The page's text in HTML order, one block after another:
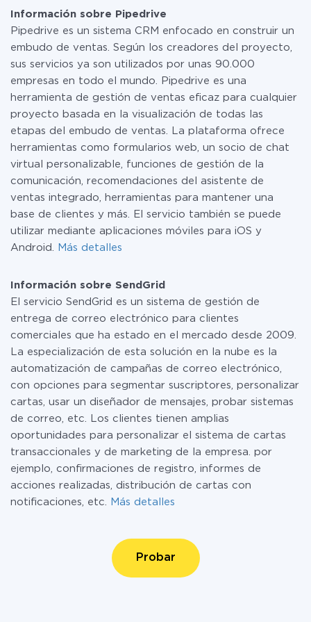
manera segura un plan de tarifa gratuita o cambiar a
uno de pago, si es necesario. Más detalles sobre
tarifas.
Información sobre Pipedrive
Pipedrive es un sistema CRM enfocado en construir un
embudo de ventas. Según los creadores del proyecto,
sus servicios ya son utilizados por unas 90.000
empresas en todo el mundo. Pipedrive es una
herramienta de gestión de ventas eficaz para cualquier
proyecto basada en la visualización de todas las
etapas del embudo de ventas. La plataforma ofrece
herramientas como formularios web, un socio de chat
virtual personalizable, funciones de gestión de la
comunicación, recomendaciones del asistente de
ventas integrado, herramientas para mantener una
base de clientes y más. El servicio también se puede
utilizar mediante aplicaciones móviles para iOS y
Android.
Más detalles
Información sobre SendGrid
El servicio SendGrid es un sistema de gestión de
entrega de correo electrónico para clientes
comerciales que ha estado en el mercado desde 2009.
La especialización de esta solución en la nube es la
automatización de campañas de correo electrónico,
con opciones para segmentar suscriptores, personalizar
cartas, usar un diseñador de mensajes, probar sistemas
de correo, etc. Los clientes tienen amplias
oportunidades para personalizar el sistema de cartas
transaccionales y de marketing de la empresa. por
ejemplo, confirmaciones de registro, informes de
acciones realizadas, distribución de cartas con
notificaciones, etc.
Más detalles
Probar